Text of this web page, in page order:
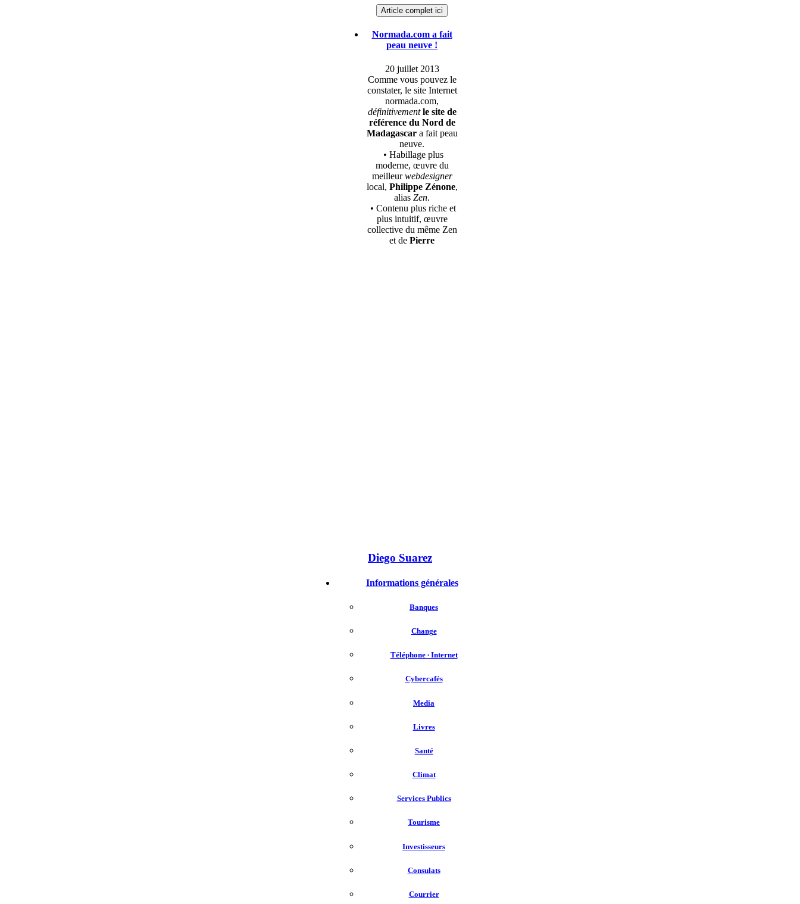
Article complet ici
Normada.com a fait
peau neuve !
20 juillet 2013
Comme vous pouvez le
constater, le site Internet
normada.com,
définitivement le site de
référence du Nord de
Madagascara fait peau
neuve.
• Habillage plus
moderne, œuvre du
meilleurwebdesigner
local, Philippe Zénone,
alias Zen.
• Contenu plus riche et
plus intuitif, œuvre
collective du même Zen
et de Pierre
Diego Suarez
Informations générales
Banques
Change
Téléphone ∙ Internet
Cybercafés
Media
Livres
Santé
Climat
Services Publics
Tourisme
Investisseurs
Consulats
Courrier